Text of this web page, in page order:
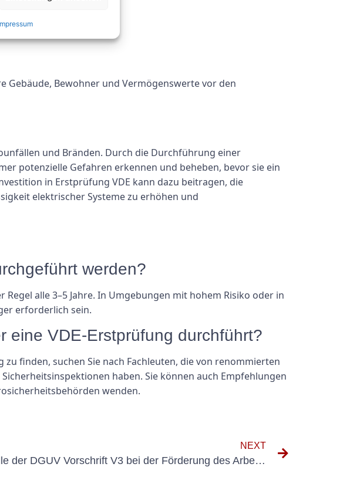
Bewohner und Vermögenswerte vor den
und Bränden. Durch die Durchführung einer
potenzielle Gefahren erkennen und beheben, bevor sie ein
in Erstprüfung VDE kann dazu beitragen, die
elektrischer Systeme zu erhöhen und
werden?
alle 3–5 Jahre. In Umgebungen mit hohem Risiko oder in
erforderlich sein.
eine VDE-Erstprüfung durchführt?
finden, suchen Sie nach Fachleuten, die von renommierten
haben. Sie können auch Empfehlungen
wenden.
NEXT
Die Rolle der DGUV Vorschrift V3 bei der Förderung des Arbeitsschutzes